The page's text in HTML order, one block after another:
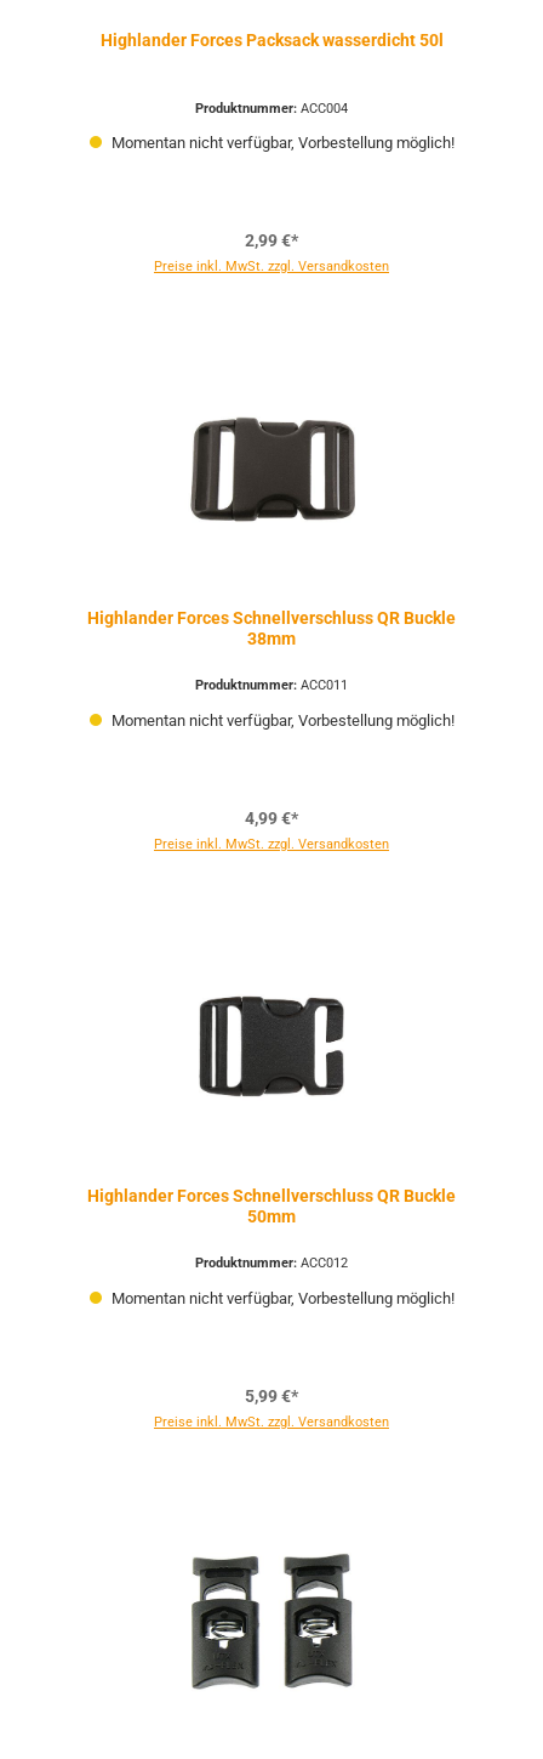
Highlander Forces Packsack wasserdicht 50l
Produktnummer: ACC004
Momentan nicht verfügbar, Vorbestellung möglich!
2,99 €*
Preise inkl. MwSt. zzgl. Versandkosten
Highlander Forces Schnellverschluss QR Buckle
38mm
Produktnummer: ACC011
Momentan nicht verfügbar, Vorbestellung möglich!
4,99 €*
Preise inkl. MwSt. zzgl. Versandkosten
Highlander Forces Schnellverschluss QR Buckle
50mm
Produktnummer: ACC012
Momentan nicht verfügbar, Vorbestellung möglich!
5,99 €*
Preise inkl. MwSt. zzgl. Versandkosten